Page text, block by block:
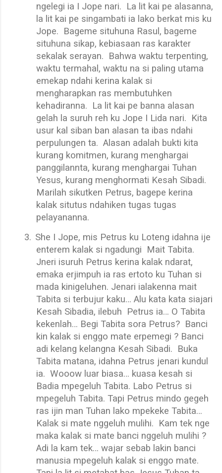
ngelegi ia I Jope nari. La lit kai pe alasanna,
la lit kai pe singambati ia lako berkat mis ku
Jope. Bageme situhuna Rasul, bageme
situhuna sikap, kebiasaan ras karakter
sekalak serayan. Bahwa waktu terpenting,
waktu termahal, waktu na si paling utama
emekap ndahi kerina kalak si
mengharapkan ras membutuhken
kehadiranna. La lit kai pe banna alasan
gelah la suruh reh ku Jope I Lida nari. Kita
usur kal siban ban alasan ta ibas ndahi
perpulungen ta. Alasan adalah bukti kita
kurang komitmen, kurang menghargai
panggilannta, kurang menghargai Tuhan
Yesus, kurang menghormati Kesah Sibadi.
Marilah sikutken Petrus, bagepe kerina
kalak situtus ndahiken tugas tugas
pelayananna.
3. She I Jope, mis Petrus ku Loteng idahna ije
enterem kalak si ngadungi Mait Tabita.
Jneri isuruh Petrus kerina kalak ndarat,
emaka erjimpuh ia ras ertoto ku Tuhan si
mada kinigeluhen. Jenari ialakenna mait
Tabita si terbujur kaku… Alu kata kata siajari
Kesah Sibadia, ilebuh Petrus ia… O Tabita
kekenlah… Begi Tabita sora Petrus? Banci
kin kalak si enggo mate erpemegi ? Banci
adi kelang kelangna Kesah Sibadi. Buka
Tabita matana, idahna Petrus jenari kundul
ia. Wooow luar biasa… kuasa kesah si
Badia mpegeluh Tabita. Labo Petrus si
mpegeluh Tabita. Tapi Petrus mindo gegeh
ras ijin man Tuhan lako mpekeke Tabita…
Kalak si mate nggeluh mulihi. Kam tek nge
maka kalak si mate banci nggeluh mulihi ?
Adi la kam tek… wajar sebab lakin banci
manusia mpegeluh kalak si enggo mate.